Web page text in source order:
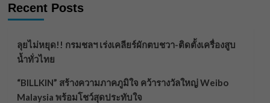
Recent Posts
ลุยไม่หยุด!! กรมชลฯ เร่งเคลียร์ผักตบชวา-ติดตั้งเครื่องสูบ
น้ำทั่วไทย
“BILLKIN” สร้างความภาคภูมิใจ คว้ารางวัลใหญ่ Weibo
Malaysia พร้อมโชว์สุดประทับใจ